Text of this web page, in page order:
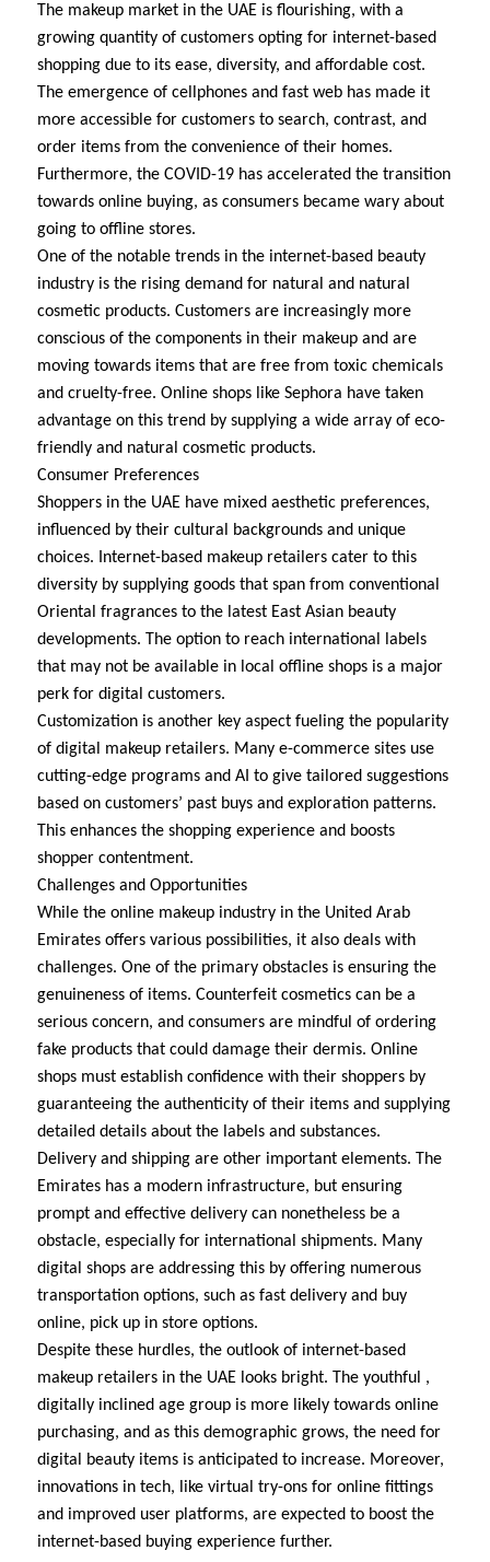
The makeup market in the UAE is flourishing, with a
growing quantity of customers opting for internet-based
shopping due to its ease, diversity, and affordable cost.
The emergence of cellphones and fast web has made it
more accessible for customers to search, contrast, and
order items from the convenience of their homes.
Furthermore, the COVID-19 has accelerated the transition
towards online buying, as consumers became wary about
going to offline stores.
One of the notable trends in the internet-based beauty
industry is the rising demand for natural and natural
cosmetic products. Customers are increasingly more
conscious of the components in their makeup and are
moving towards items that are free from toxic chemicals
and cruelty-free. Online shops like Sephora have taken
advantage on this trend by supplying a wide array of eco-
friendly and natural cosmetic products.
Consumer Preferences
Shoppers in the UAE have mixed aesthetic preferences,
influenced by their cultural backgrounds and unique
choices. Internet-based makeup retailers cater to this
diversity by supplying goods that span from conventional
Oriental fragrances to the latest East Asian beauty
developments. The option to reach international labels
that may not be available in local offline shops is a major
perk for digital customers.
Customization is another key aspect fueling the popularity
of digital makeup retailers. Many e-commerce sites use
cutting-edge programs and AI to give tailored suggestions
based on customers’ past buys and exploration patterns.
This enhances the shopping experience and boosts
shopper contentment.
Challenges and Opportunities
While the online makeup industry in the United Arab
Emirates offers various possibilities, it also deals with
challenges. One of the primary obstacles is ensuring the
genuineness of items. Counterfeit cosmetics can be a
serious concern, and consumers are mindful of ordering
fake products that could damage their dermis. Online
shops must establish confidence with their shoppers by
guaranteeing the authenticity of their items and supplying
detailed details about the labels and substances.
Delivery and shipping are other important elements. The
Emirates has a modern infrastructure, but ensuring
prompt and effective delivery can nonetheless be a
obstacle, especially for international shipments. Many
digital shops are addressing this by offering numerous
transportation options, such as fast delivery and buy
online, pick up in store options.
Despite these hurdles, the outlook of internet-based
makeup retailers in the UAE looks bright. The youthful ,
digitally inclined age group is more likely towards online
purchasing, and as this demographic grows, the need for
digital beauty items is anticipated to increase. Moreover,
innovations in tech, like virtual try-ons for online fittings
and improved user platforms, are expected to boost the
internet-based buying experience further.